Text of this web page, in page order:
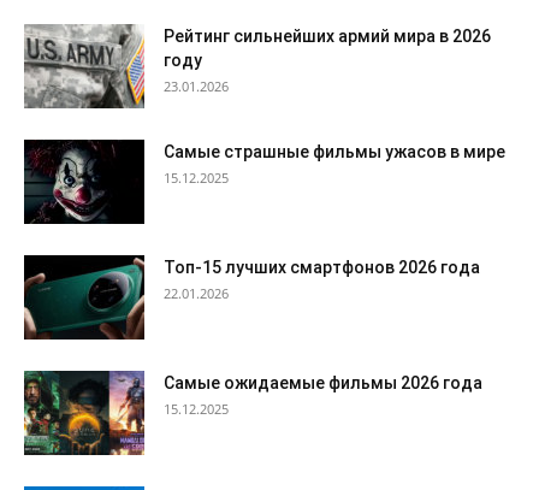
Рейтинг сильнейших армий мира в 2026
году
23.01.2026
Самые страшные фильмы ужасов в мире
15.12.2025
Топ-15 лучших смартфонов 2026 года
22.01.2026
Самые ожидаемые фильмы 2026 года
15.12.2025